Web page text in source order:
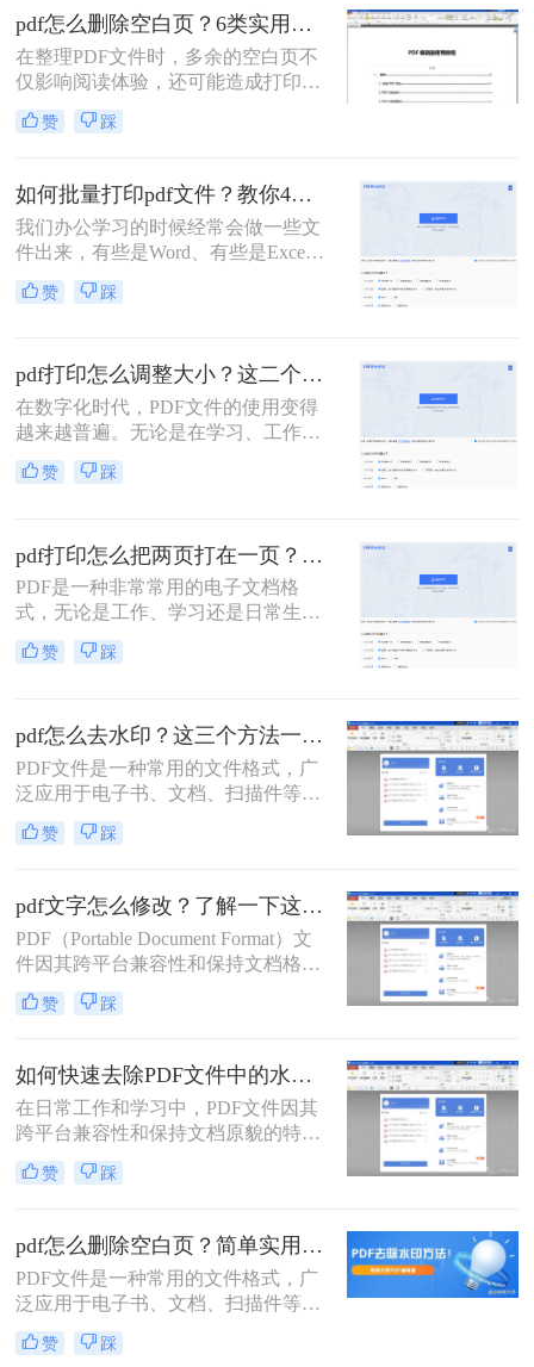
除其中一页呢？本文将介绍四种删除
PDF页面的方法。
pdf怎么删除空白页？6类实用方法全解析！
在整理PDF文件时，多余的空白页不
仅影响阅读体验，还可能造成打印浪
费。那么pdf怎么删除空白页呢？本文
将为你梳理4类常用删除方法，助您
赞 踩
如何批量打印pdf文件？教你4种打印方法！
我们办公学习的时候经常会做一些文
件出来，有些是Word、有些是Excel
还有一些七七八八的软件，比如说
PDF等等。这些文件我们做出来后，
文本信息一般都比较多，一张张打印
实在是太麻烦了。如果能批量打印
PDF文档该多好，今天就给大家带来
赞 踩
pdf打印怎么调整大小？这二个方法轻松调整
在数字化时代，PDF文件的使用变得
越来越普遍。无论是在学习、工作还
是日常生活中，我们经常会遇到需要
打印PDF文件的情况。然而，有时我
或者超出纸张边界。那么，pdf打印怎
么调整大小呢？下面将为您详细介绍
一些简单到专业的方法。
赞 踩
pdf打印怎么把两页打在一页？这二种合并方法了解一下！
PDF是一种非常常用的电子文档格
式，无论是工作、学习还是日常生活
中，我们都会频繁地与PDF文件打交
道。而有时候，在打印PDF文件的过
文将介绍pdf打印怎么把两页打在一页
的方法来实现这个需求。
赞 踩
pdf怎么去水印？这三个方法一定要学会！
PDF文件是一种常用的文件格式，广
泛应用于电子书、文档、扫描件等领
域。然而，有时候PDF文件上会有水
印，影响了文件的阅读和美观。那
种常见的方法。
赞 踩
pdf文字怎么修改？了解一下这三个修改方法！
PDF（Portable Document Format）文
件因其跨平台兼容性和保持文档格式
稳定的特性，在日常生活和工作中被
广泛应用。然而，有时我们需要对
不同的需求。那么pdf文字怎么修改
呢？本文将详细介绍几种常用的PDF
文字修改方法，帮助读者轻松完成编
辑任务。
赞 踩
如何快速去除PDF文件中的水印？教你3招轻松去除！
在日常工作和学习中，PDF文件因其
跨平台兼容性和保持文档原貌的特性
而广泛使用。然而，有时我们可能会
遇到PDF文件中包含水印的情况，这
标识，它们不仅影响阅读体验，还可
能限制对文档内容的进一步使用。那
么如何快速去除PDF文件中的水印
呢？本文将介绍几种快速去除PDF文
件中水印的方法，帮助您轻松应对这
一问题。
赞 踩
pdf怎么删除空白页？简单实用的三种方法介绍！
PDF文件是一种常用的文件格式，广
泛应用于电子书、文档、扫描件等领
域。然而，有时候PDF文件会出现空
白页，这可能会影响文件的阅读和美
赞 踩